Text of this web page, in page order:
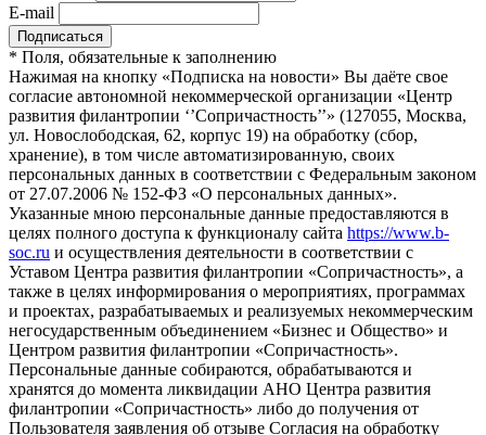
E-mail
* Поля, обязательные к заполнению
Нажимая на кнопку «Подписка на новости» Вы даёте свое
согласие автономной некоммерческой организации «Центр
развития филантропии ‘’Сопричастность’’» (127055, Москва,
ул. Новослободская, 62, корпус 19) на обработку (сбор,
хранение), в том числе автоматизированную, своих
персональных данных в соответствии с Федеральным законом
от 27.07.2006 № 152-ФЗ «О персональных данных».
Указанные мною персональные данные предоставляются в
целях полного доступа к функционалу сайта https://www.b-
soc.ru и осуществления деятельности в соответствии с
Уставом Центра развития филантропии «Сопричастность», а
также в целях информирования о мероприятиях, программах
и проектах, разрабатываемых и реализуемых некоммерческим
негосударственным объединением «Бизнес и Общество» и
Центром развития филантропии «Сопричастность».
Персональные данные собираются, обрабатываются и
хранятся до момента ликвидации АНО Центра развития
филантропии «Сопричастность» либо до получения от
Пользователя заявления об отзыве Согласия на обработку